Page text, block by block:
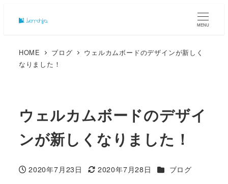
MENU
HOME ブログ
ウェルカムボードのデザインが新しく
なりました！
ウェルカムボードのデザイ
ンが新しくなりました！
投稿日
2020年7月23日
更新日
2020年7月28日 カテゴリー
ブログ